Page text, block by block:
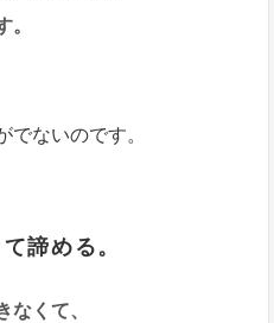
。
でないのです。
諦める。
なくて、